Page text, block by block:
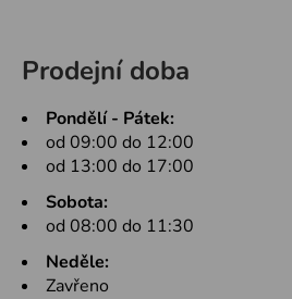
Prodejní doba
Pondělí - Pátek:
od 09:00 do 12:00
od 13:00 do 17:00
Sobota:
od 08:00 do 11:30
Neděle:
Zavřeno